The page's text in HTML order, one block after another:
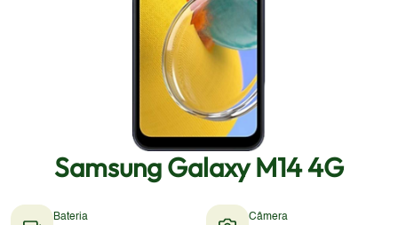
Samsung Galaxy M14 4G
Bateria
Câmera